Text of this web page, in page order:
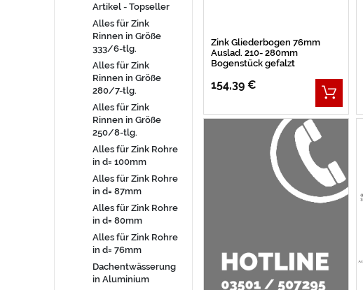
Artikel - Topseller
Alles für Zink
Rinnen in Größe
333/6-tlg.
Alles für Zink
Rinnen in Größe
280/7-tlg.
Alles für Zink
Rinnen in Größe
250/8-tlg.
Alles für Zink Rohre
in d= 100mm
Alles für Zink Rohre
in d= 87mm
Alles für Zink Rohre
in d= 80mm
Alles für Zink Rohre
in d= 76mm
Dachentwässerung
in Aluminium
Zink Gliederbogen 76mm
Auslad. 210- 280mm
Bogenstück gefalzt
154,39 €